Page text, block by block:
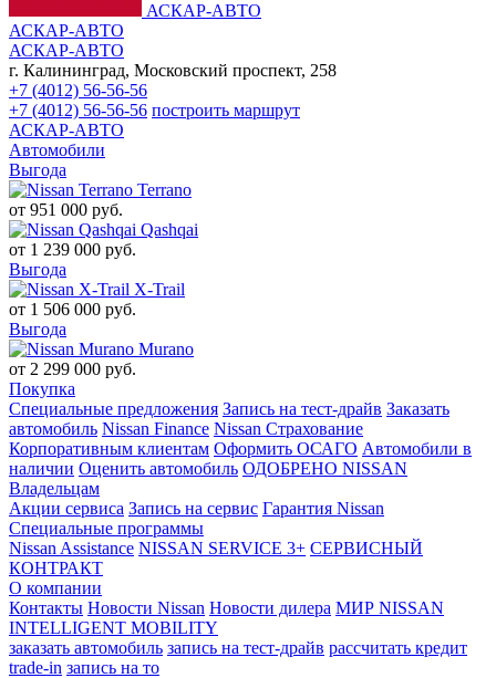
АСКАР-АВТО
АСКАР-АВТО
АСКАР-АВТО
г. Калининград, Московский проспект, 258
+7 (4012) 56-56-56
+7 (4012) 56-56-56 построить маршрут
АСКАР-АВТО
Автомобили
Выгода
Terrano
от 951 000 руб.
Qashqai
от 1 239 000 руб.
Выгода
X-Trail
от 1 506 000 руб.
Выгода
Murano
от 2 299 000 руб.
Покупка
Специальные предложения Запись на тест-драйв Заказать
автомобиль Nissan Finance Nissan Страхование
Корпоративным клиентам Оформить ОСАГО Автомобили в
наличии Оценить автомобиль ОДОБРЕНО NISSAN
Владельцам
Акции сервиса Запись на сервис Гарантия Nissan
Специальные программы
Nissan Assistance NISSAN SERVICE 3+ СЕРВИСНЫЙ
КОНТРАКТ
О компании
Контакты Новости Nissan Новости дилера МИР NISSAN
INTELLIGENT MOBILITY
заказать автомобиль запись на тест-драйв рассчитать кредит
trade-in запись на то